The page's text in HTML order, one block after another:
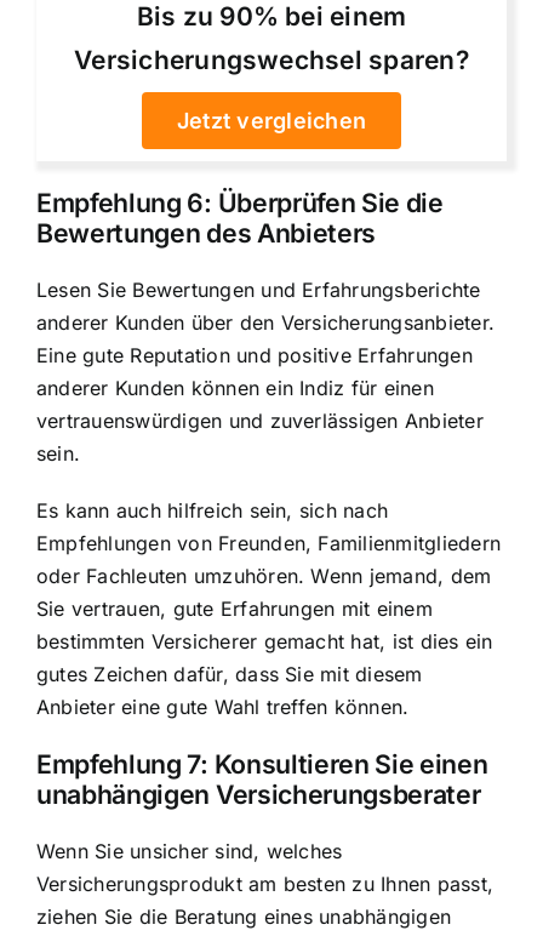
Bis zu 90% bei einem
Versicherungswechsel sparen?
Jetzt vergleichen
Empfehlung 6: Überprüfen Sie die
Bewertungen des Anbieters
Lesen Sie Bewertungen und Erfahrungsberichte
anderer Kunden über den Versicherungsanbieter.
Eine gute Reputation und positive Erfahrungen
anderer Kunden können ein Indiz für einen
vertrauenswürdigen und zuverlässigen Anbieter
sein.
Es kann auch hilfreich sein, sich nach
Empfehlungen von Freunden, Familienmitgliedern
oder Fachleuten umzuhören. Wenn jemand, dem
Sie vertrauen, gute Erfahrungen mit einem
bestimmten Versicherer gemacht hat, ist dies ein
gutes Zeichen dafür, dass Sie mit diesem
Anbieter eine gute Wahl treffen können.
Empfehlung 7: Konsultieren Sie einen
unabhängigen Versicherungsberater
Wenn Sie unsicher sind, welches
Versicherungsprodukt am besten zu Ihnen passt,
ziehen Sie die Beratung eines unabhängigen